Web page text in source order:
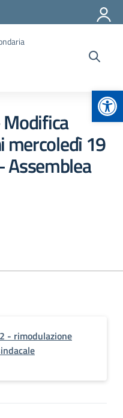
mercoledì 19
Assemblea
- rimodulazione